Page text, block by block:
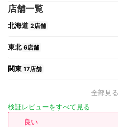
店舗一覧
北海道 2店舗
東北 6店舗
関東 17店舗
関西 9店舗
全部見る
検証レビューをすべて見る
良い